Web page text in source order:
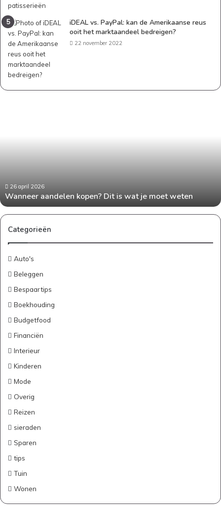
iDEAL vs. PayPal: kan de Amerikaanse reus
ooit het marktaandeel bedreigen?
22 november 2022
weten26 april 2026
Wanneer aandelen kopen? Dit is wat je moet weten
Categorieën
Auto's
Beleggen
Bespaartips
Boekhouding
Budgetfood
Financiën
Interieur
Kinderen
Mode
Overig
Reizen
sieraden
Sparen
tips
Tuin
Wonen